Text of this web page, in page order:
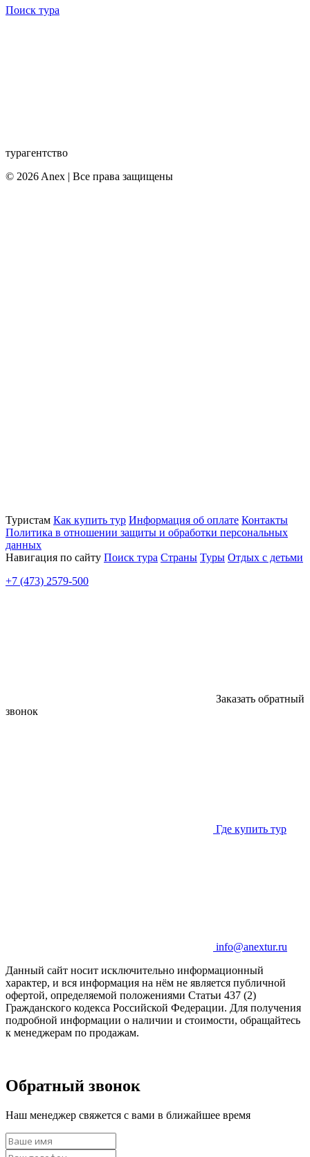
Поиск тура
турагентство
© 2026 Anex | Все права защищены
Туристам Как купить тур Информация об оплате Контакты
Политика в отношении защиты и обработки персональных
данных
Навигация по сайту Поиск тура Страны Туры Отдых с детьми
+7 (473) 2579-500
Заказать обратный
звонок
Где купить тур
info@anextur.ru
Данный сайт носит исключительно информационный
характер, и вся информация на нём не является публичной
офертой, определяемой положениями Статьи 437 (2)
Гражданского кодекса Российской Федерации. Для получения
подробной информации о наличии и стоимости, обращайтесь
к менеджерам по продажам.
Обратный звонок
Наш менеджер свяжется с вами в ближайшее время